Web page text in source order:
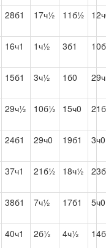
28б1 17ч½ 11б½
16ч1 1ч½ 3б1
15б1 3ч½ 1б0
29ч½ 10б½ 15ч0
24б1 29ч0 19б1 3ч0
37ч1 21б½ 18ч½
38б1 7ч½ 17б1 5ч0
40ч1 2б½ 4ч½